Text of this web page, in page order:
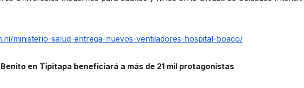
ministerio-salud-entrega-nuevos-ventiladores-hospital-boaco/
en Tipitapa beneficiará a más de 21 mil protagonistas